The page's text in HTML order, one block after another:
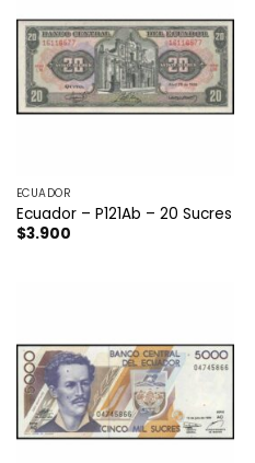
ECUADOR
Ecuador – P121Ab – 20 Sucres
$3.900